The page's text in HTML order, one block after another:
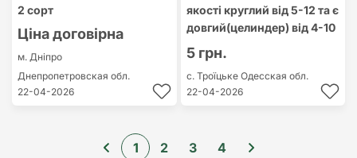
2 сорт
Ціна договірна
м. Дніпро
Днепропетровская обл.
22-04-2026
якості круглий від 5-12 та є
довгий(целиндер) від 4-10
5 грн.
с. Троїцьке Одесская обл.
22-04-2026
1 2 3 4